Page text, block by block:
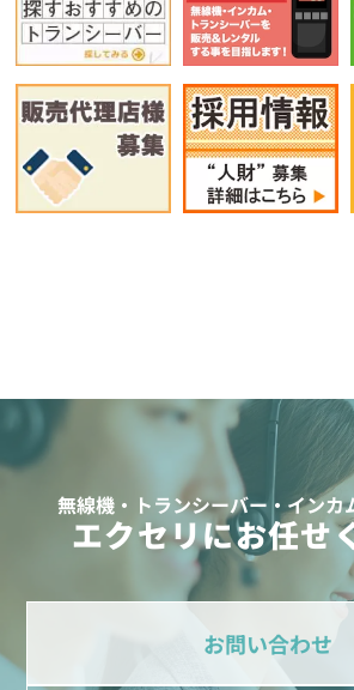
無線機・トランシーバー・インカ
エクセリにお任せ
お問い合わせ